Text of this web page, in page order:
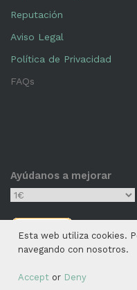
Reputación
Aviso Legal
Política de Privacidad
FAQs
Ayúdanos a mejorar
Esta web utiliza cookies.
navegando con nosotros.
Accept or Deny